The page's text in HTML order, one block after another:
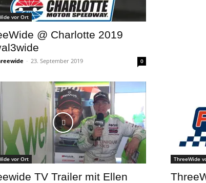
vor Ort
@ Charlotte 2019
- 23. September 2019 0
vor Ort
TV Trailer mit Ellen
ThreeWide